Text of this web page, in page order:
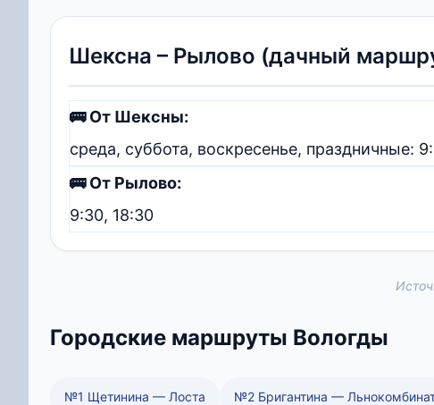
Шексна – Рылово (дачный
🚌 От Шексны:
среда, суббота, воскресенье, праздничные:
🚌 От Рылово:
9:30, 18:30
Городские маршруты Вологды
№1 Щетинина — Лоста №2 Бригантина —